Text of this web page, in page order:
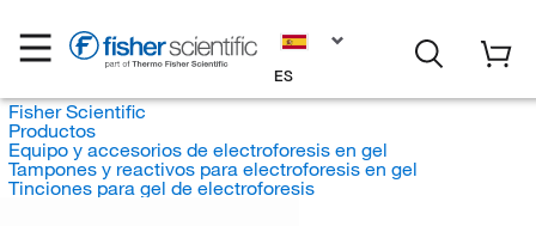
ES
Fisher Scientific
Productos
Equipo y accesorios de electroforesis en gel
Tampones y reactivos para electroforesis en gel
Tinciones para gel de electroforesis